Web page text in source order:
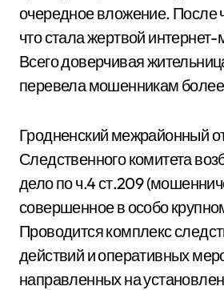
очередное вложение. После
что стала жертвой
Всего доверчивая
перевела мошенникам
Гродненский межрайонный
Следственного комитета
дело по ч.4 ст.209
совершенное в особо
Проводится комплекс
действий и оперативных
направленных на